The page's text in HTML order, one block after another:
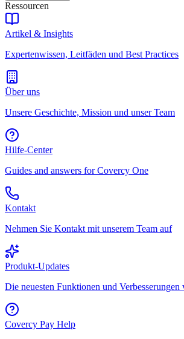
Ressourcen
Artikel & Insights
Expertenwissen, Leitfäden und Best Practices
Über uns
Unsere Geschichte, Mission und unser Team
Hilfe-Center
Guides and answers for Covercy One
Kontakt
Nehmen Sie Kontakt mit unserem Team auf
Produkt-Updates
Die neuesten Funktionen und
Covercy Pay Help